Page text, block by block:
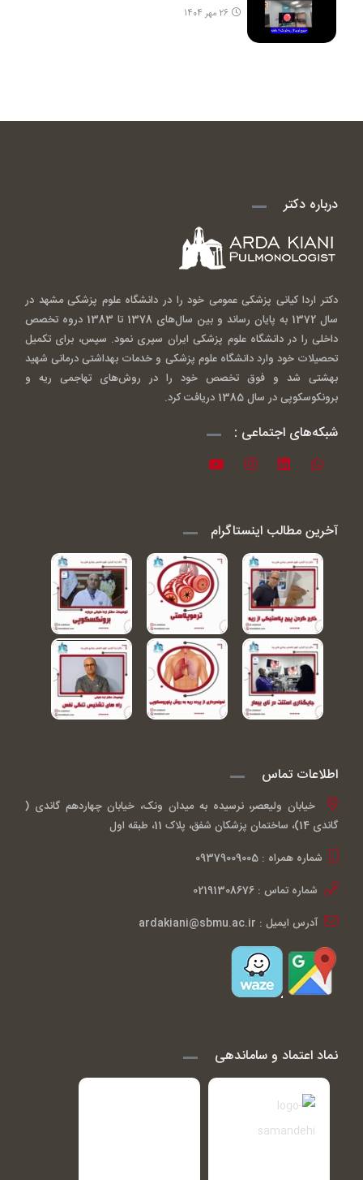
26 مهر 1404
درباره دکتر
دکتر اردا کیانی پزشکی عمومی خود را در دانشگاه علوم پزشکی مشهد در
سال 1372 به پایان رساند و بین سال‌های 1378 تا 1383 دروه تخصص
داخلی را در دانشگاه علوم پزشکی ایران سپری نمود. سپس، برای تکمیل
تحصیلات خود وارد دانشگاه علوم پزشکی و خدمات بهداشتی درمانی شهید
بهشتی شد و فوق تخصص خود را در روش‌های تهاجمی ریه و
برونکوسکوپی در سال 1385 دریافت کرد.
شبکه‌های اجتماعی :
آخرین مطالب اینستاگرام
اطلاعات تماس
خیابان ولیعصر، نرسیده به میدان ونک، خیابان چهاردهم گاندی (
گاندی 14)، ساختمان پزشکان شفق، پلاک 11، طبقه اول
شماره همراه : 09379009005
شماره تماس : 02191308676
آدرس ایمیل : ardakiani@sbmu.ac.ir
نماد اعتماد و ساماندهی